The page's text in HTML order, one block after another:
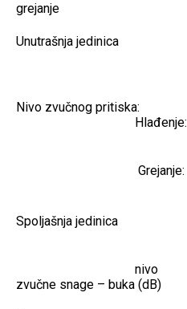
grejanje
Unutrašnja jedinica
Nivo zvučnog pritiska:
Hlađenje:
Grejanje:
Spoljašnja jedinica
nivo
zvučne snage – buka (dB)